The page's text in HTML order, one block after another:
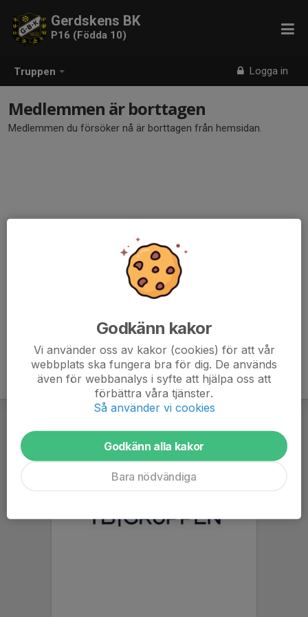
Truppen Logga in
Gerdskens BK
P16 (Födda 10)
Medlemmen är borttagen
Medlemmen du försöker nå är borttagen från hemsidan.
Godkänn kakor
Vi använder oss av kakor (cookies) för att vår
webbplats ska fungera bra för dig. De används
även för webbanalys i syfte att hjälpa oss att
förbättra våra tjänster.
Så använder vi cookies
Godkänn alla kakor
Bara nödvändiga